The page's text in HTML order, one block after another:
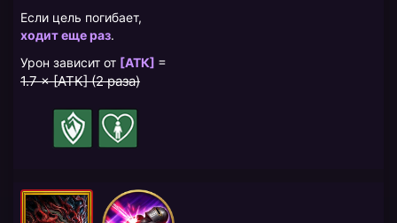
Если цель погибает,
ходит еще раз.
Урон зависит от [АТК] =
1.7 × [АТК] (2 раза)